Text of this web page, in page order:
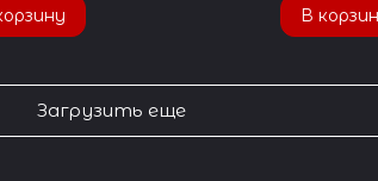
В
Загрузить еще